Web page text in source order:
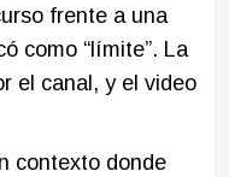
frente a una
como “límite”. La
el canal, y el video
contexto donde